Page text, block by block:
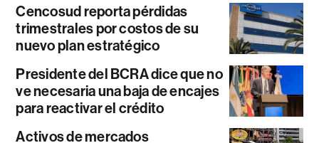
Cencosud reporta pérdidas
trimestrales por costos de su
nuevo plan estratégico
Presidente del BCRA dice que no
ve necesaria una baja de encajes
para reactivar el crédito
Activos de mercados